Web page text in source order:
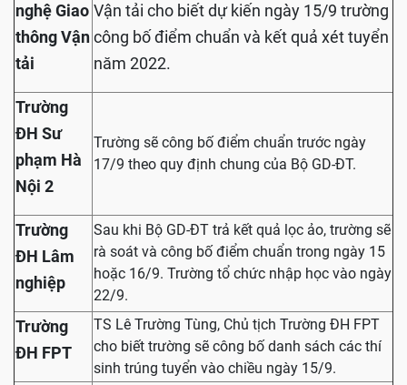
nghệ Giao
thông Vận
tải
Vận tải cho biết dự kiến ngày 15/9 trường
công bố điểm chuẩn và kết quả xét tuyển
năm 2022.
Trường
ĐH Sư
phạm Hà
Nội 2
Trường sẽ công bố điểm chuẩn trước ngày
17/9 theo quy định chung của Bộ GD-ĐT.
Trường
ĐH Lâm
nghiệp
Sau khi Bộ GD-ĐT trả kết quả lọc ảo, trường sẽ
rà soát và công bố điểm chuẩn trong ngày 15
hoặc 16/9. Trường tổ chức nhập học vào ngày
22/9.
Trường
ĐH FPT
TS Lê Trường Tùng, Chủ tịch Trường ĐH FPT
cho biết trường sẽ công bố danh sách các thí
sinh trúng tuyển vào chiều ngày 15/9.